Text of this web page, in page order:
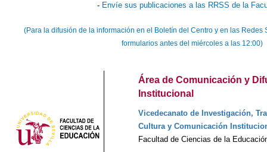
- Envíe sus publicaciones a las RRSS de la
(Para la difusión de la información en el Boletín del Centro y en las Redes
formularios antes del miércoles a las 12:00)
Área de Comunicación y
Institucional
Vicedecanato de Investigación,
Cultura y Comunicación
Facultad de Ciencias de la